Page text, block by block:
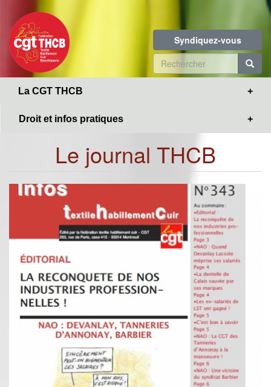
contenu
principal
Syndiquez-vous
Formulaire
de
La CGT THCB
Droit et infos pratiques
Le journal THCB